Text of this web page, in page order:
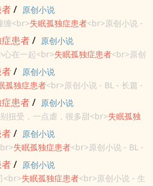
双性生子<br>想了很久的梗，在此放
/ 原创小说
缠<br>失眠孤独症患者<br>原创小说 -
- 完结 - BL - 奇幻<br>龙攻，凤攻，可
HE<br>
患者/ 原创小说
心在一起<br>失眠孤独症患者<br>原创
篇<br>正文be，番外he<br>
/ 原创小说
孤独症患者<br>原创小说 - BL - 长篇 -
子，三观不正，受前期给人当情妇
大堆<br>雷点较多，谨慎阅读<br>
患者/ 原创小说
扭受，一点虐，很多甜<br>失眠孤独
- 现代<br>中篇<br>本质小甜饼，
文档，谢谢大家<br>
/ 原创小说
失眠孤独症患者<br>原创小说 - BL -
- 骨科<br>双性生子产乳，NP，一受多
/ 原创小说
<br>失眠孤独症患者<br>原创小说 - 生